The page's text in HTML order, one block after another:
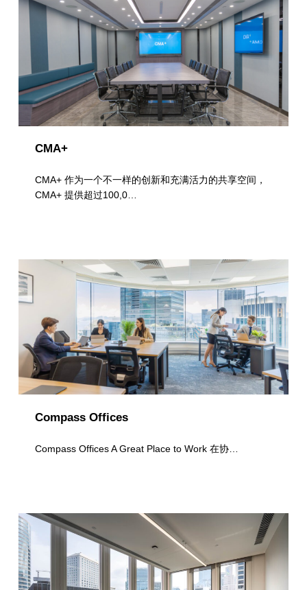
CMA+
CMA+ 作为一个不一样的创新和充满活力的共享空间，
CMA+ 提供超过100,0…
Compass Offices
Compass Offices A Great Place to Work 在协…